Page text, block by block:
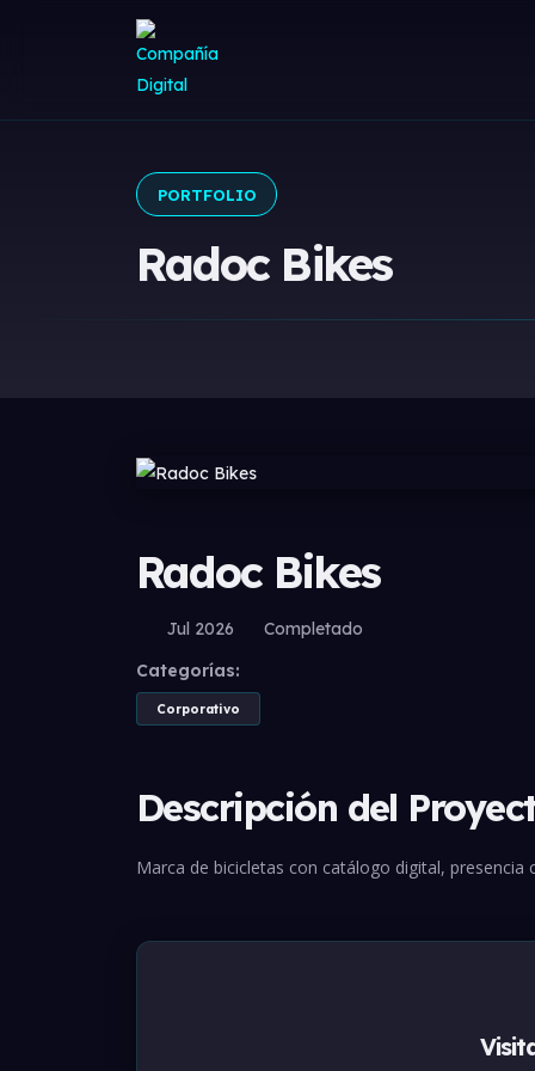
PORTFOLIO
Radoc Bikes
Radoc Bikes
Jul 2026
Completado
Categorías:
Corporativo
Descripción del
Marca de bicicletas con catálogo digital, presencia